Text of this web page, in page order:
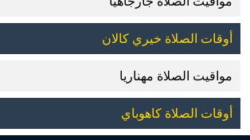
أوقات الصلاة خيري كالان
مواقيت الصلاة مهناريا
أوقات الصلاة كاهوباي